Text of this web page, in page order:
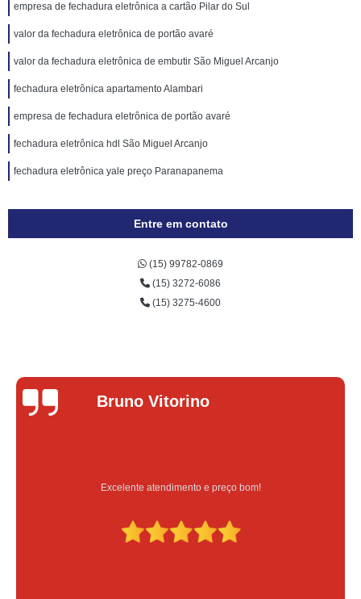
empresa de fechadura eletrônica a cartão Pilar do Sul
valor da fechadura eletrônica de portão avaré
valor da fechadura eletrônica de embutir São Miguel Arcanjo
fechadura eletrônica apartamento Alambari
empresa de fechadura eletrônica de portão avaré
fechadura eletrônica hdl São Miguel Arcanjo
fechadura eletrônica yale preço Paranapanema
Entre em contato
(15) 99782-0869
(15) 3272-6086
(15) 3275-4600
Lucas Donadel
Serviço feito na hora e de qualidade